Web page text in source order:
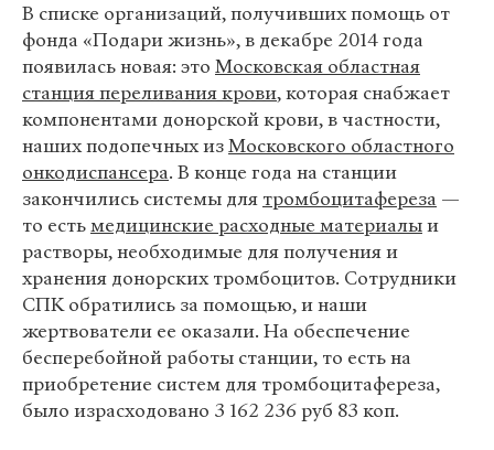
В списке организаций, получивших помощь от
фонда «Подари жизнь», в декабре 2014 года
появилась новая: это Московская областная
станция переливания крови, которая снабжает
компонентами донорской крови, в частности,
наших подопечных изМосковского областного
онкодиспансера. В конце года на станции
закончились системы для тромбоцитафереза —
то естьмедицинские расходные материалыи
растворы, необходимые для получения и
хранения донорских тромбоцитов. Сотрудники
СПК обратились за помощью, и наши
жертвователи ее оказали. На обеспечение
бесперебойной работы станции, то есть на
приобретение систем для тромбоцитафереза,
было израсходовано 3 162 236 руб 83 коп.